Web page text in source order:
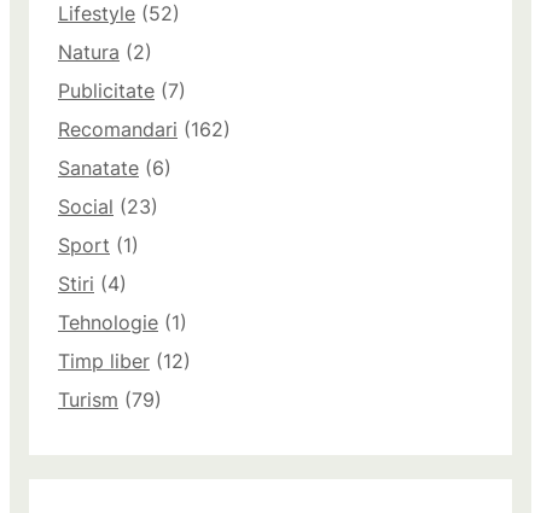
Lifestyle (52)
Natura (2)
Publicitate (7)
Recomandari (162)
Sanatate (6)
Social (23)
Sport (1)
Stiri (4)
Tehnologie (1)
Timp liber (12)
Turism (79)